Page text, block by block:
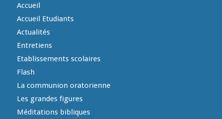
Accueil
Accueil Etudiants
Actualités
Entretiens
Etablissements scolaires
Flash
La communion oratorienne
Les grandes figures
Méditations bibliques